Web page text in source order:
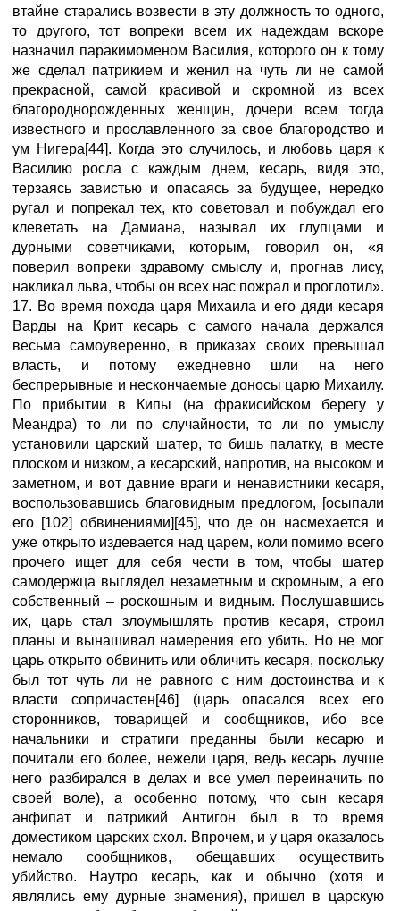
втайне старались возвести в эту должность то одного,
то другого, тот вопреки всем их надеждам вскоре
назначил паракимоменом Василия, которого он к тому
же сделал патрикием и женил на чуть ли не самой
прекрасной, самой красивой и скромной из всех
благороднорожденных женщин, дочери всем тогда
известного и прославленного за свое благородство и
ум Нигера[44]. Когда это случилось, и любовь царя к
Василию росла с каждым днем, кесарь, видя это,
терзаясь завистью и опасаясь за будущее, нередко
ругал и попрекал тех, кто советовал и побуждал его
клеветать на Дамиана, называл их глупцами и
дурными советчиками, которым, говорил он, «я
поверил вопреки здравому смыслу и, прогнав лису,
накликал льва, чтобы он всех нас пожрал и проглотил».
17. Во время похода царя Михаила и его дяди кесаря
Варды на Крит кесарь с самого начала держался
весьма самоуверенно, в приказах своих превышал
власть, и потому ежедневно шли на него
беспрерывные и нескончаемые доносы царю Михаилу.
По прибытии в Кипы (на фракисийском берегу у
Меандра) то ли по случайности, то ли по умыслу
установили царский шатер, то бишь палатку, в месте
плоском и низком, а кесарский, напротив, на высоком и
заметном, и вот давние враги и ненавистники кесаря,
воспользовавшись благовидным предлогом, [осыпали
его [102] обвинениями][45], что де он насмехается и
уже открыто издевается над царем, коли помимо всего
прочего ищет для себя чести в том, чтобы шатер
самодержца выглядел незаметным и скромным, а его
собственный – роскошным и видным. Послушавшись
их, царь стал злоумышлять против кесаря, строил
планы и вынашивал намерения его убить. Но не мог
царь открыто обвинить или обличить кесаря, поскольку
был тот чуть ли не равного с ним достоинства и к
власти сопричастен[46] (царь опасался всех его
сторонников, товарищей и сообщников, ибо все
начальники и стратиги преданны были кесарю и
почитали его более, нежели царя, ведь кесарь лучше
него разбирался в делах и все умел переиначить по
своей воле), а особенно потому, что сын кесаря
анфипат и патрикий Антигон был в то время
доместиком царских схол. Впрочем, и у царя оказалось
немало сообщников, обещавших осуществить
убийство. Наутро кесарь, как и обычно (хотя и
являлись ему дурные знамения), пришел в царскую